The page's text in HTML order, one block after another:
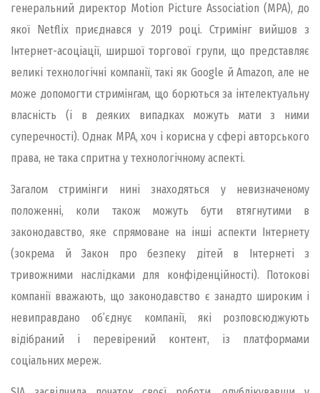
генеральний директор Motion Picture Association (MPA), до
якої Netflix приєднався у 2019 році. Стримінг вийшов з
Інтернет-асоціації, ширшої торгової групи, що представляє
великі технологічні компанії, такі як Google й Amazon, але не
може допомогти стримінгам, що борються за інтелектуальну
власність (і в деяких випадках можуть мати з ними
суперечності). Однак MPA, хоч і корисна у сфері авторського
права, не така спритна у технологічному аспекті.
Загалом стримінги нині знаходяться у невизначеному
положенні, коли також можуть бути втягнутими в
законодавство, яке спрямоване на інші аспекти Інтернету
(зокрема й Закон про безпеку дітей в Інтернеті з
тривожними наслідками для конфіденційності). Потокові
компанії вважають, що законодавство є занадто широким і
невиправдано об’єднує компанії, які розповсюджують
відібраний і перевірений контент, із платформами
соціальних мереж.